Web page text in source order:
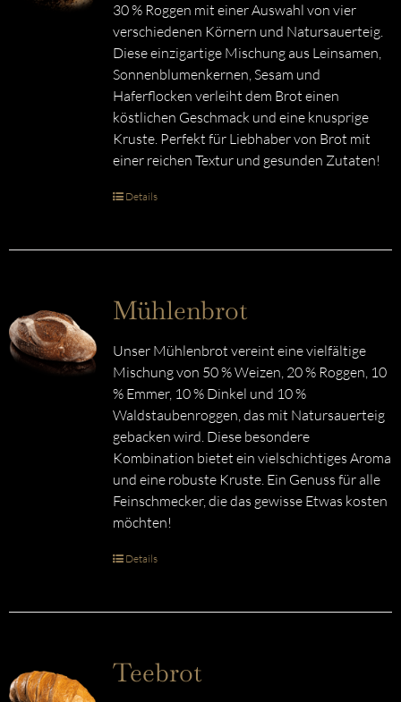
30 % Roggen mit einer Auswahl von vier
verschiedenen Körnern und Natursauerteig.
Diese einzigartige Mischung aus Leinsamen,
Sonnenblumenkernen, Sesam und
Haferflocken verleiht dem Brot einen
köstlichen Geschmack und eine knusprige
Kruste. Perfekt für Liebhaber von Brot mit
einer reichen Textur und gesunden Zutaten!
Details
Mühlenbrot
Unser Mühlenbrot vereint eine vielfältige
Mischung von 50 % Weizen, 20 % Roggen, 10
% Emmer, 10 % Dinkel und 10 %
Waldstaubenroggen, das mit Natursauerteig
gebacken wird. Diese besondere
Kombination bietet ein vielschichtiges Aroma
und eine robuste Kruste. Ein Genuss für alle
Feinschmecker, die das gewisse Etwas kosten
möchten!
Details
Teebrot